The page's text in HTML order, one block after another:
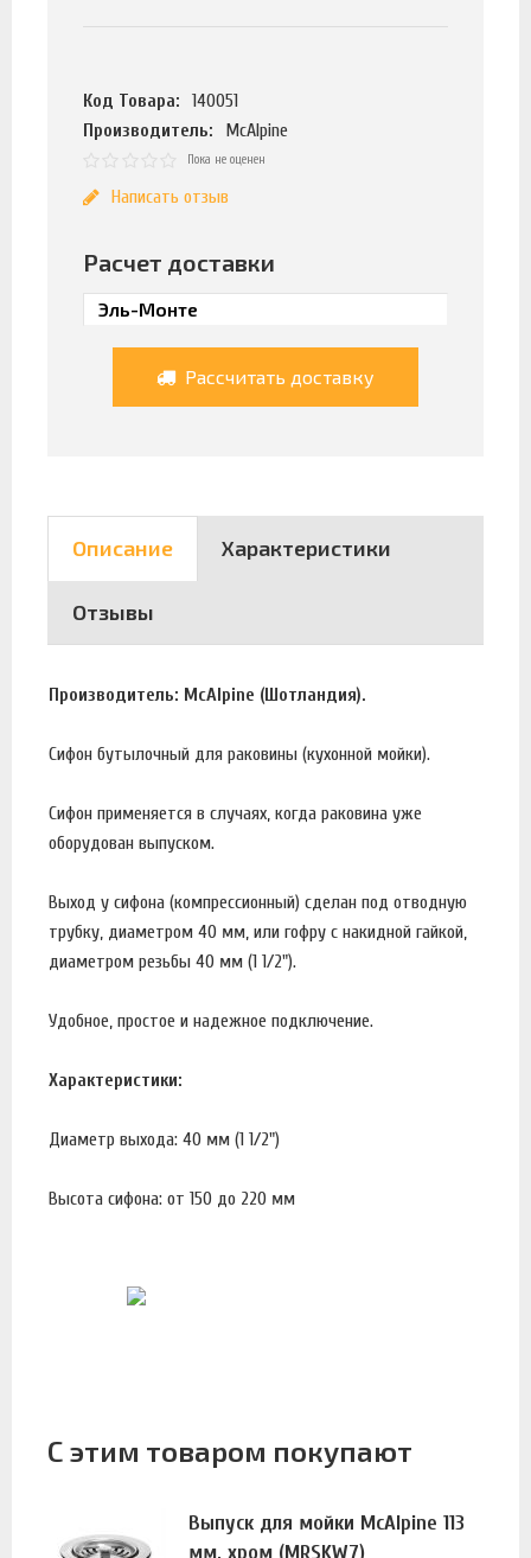
Код Товара:
140051
Производитель:
McAlpine
Пока не оценен
Написать отзыв
Расчет доставки
Рассчитать доставку
Описание Характеристики
Отзывы
Производитель: McAlpine (Шотландия).
Сифон бутылочный для раковины (кухонной мойки).
Сифон применяется в случаях, когда раковина уже
оборудован выпуском.
Выход у сифона (компрессионный) сделан под отводную
трубку, диаметром 40 мм, или гофру с накидной гайкой,
диаметром резьбы 40 мм (1 1/2").
Удобное, простое и надежное подключение.
Характеристики:
Диаметр выхода: 40 мм (1 1/2")
Высота сифона: от 150 до 220 мм
С этим товаром покупают
Выпуск для мойки McAlpine 113
мм, хром (MRSKW7)